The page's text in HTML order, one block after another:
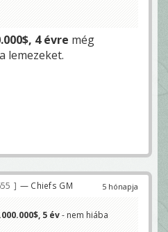
4 évre még
lemezeket.
5 hónapja
— Chiefs GM
5 év- nem hiába